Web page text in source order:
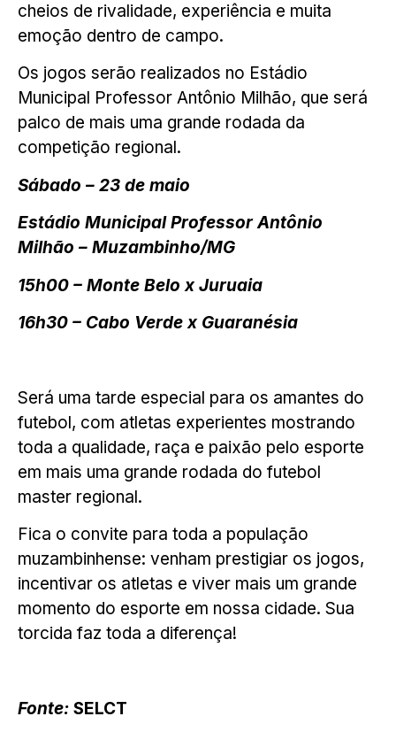
cheios de rivalidade, experiência e muita
emoção dentro de campo.
Os jogos serão realizados no Estádio
Municipal Professor Antônio Milhão, que será
palco de mais uma grande rodada da
competição regional.
Sábado – 23 de maio
Estádio Municipal Professor Antônio
Milhão – Muzambinho/MG
15h00 – Monte Belo x Juruaia
16h30 – Cabo Verde x Guaranésia
Será uma tarde especial para os amantes do
futebol, com atletas experientes mostrando
toda a qualidade, raça e paixão pelo esporte
em mais uma grande rodada do futebol
master regional.
Fica o convite para toda a população
muzambinhense: venham prestigiar os jogos,
incentivar os atletas e viver mais um grande
momento do esporte em nossa cidade. Sua
torcida faz toda a diferença!
Fonte: SELCT